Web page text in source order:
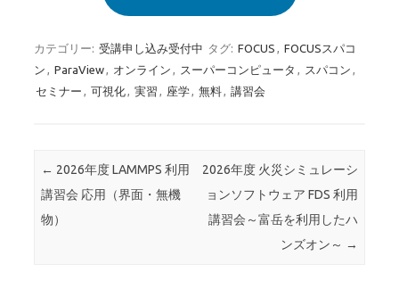
カテゴリー: 受講申し込み受付中 タグ: FOCUS , FOCUSスパコ
ン , ParaView, オンライン , スーパーコンピュータ , スパコン ,
セミナー , 可視化, 実習 , 座学, 無料, 講習会
投稿ナビゲーション
← 2026年度 LAMMPS 利用
講習会 応用（界面・無機
物）
2026年度 火災シミュレーシ
ョンソフトウェア FDS 利用
講習会～富岳を利用したハ
ンズオン～ →